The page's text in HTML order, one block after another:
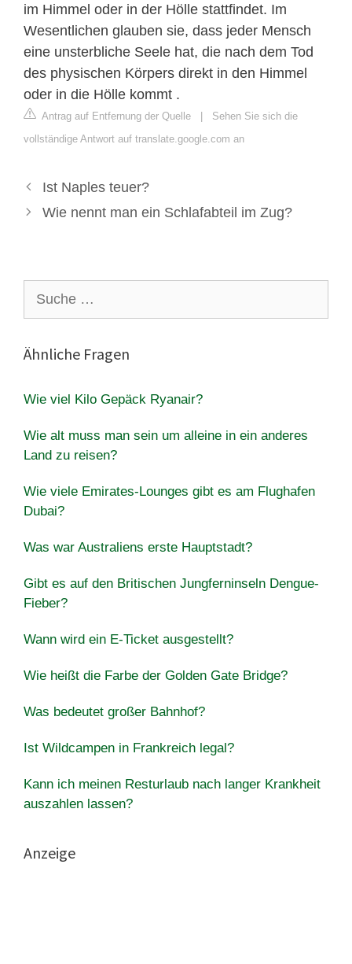
im Himmel oder in der Hölle stattfindet. Im
Wesentlichen glauben sie, dass jeder Mensch
eine unsterbliche Seele hat, die nach dem Tod
des physischen Körpers direkt in den Himmel
oder in die Hölle kommt .
Antrag auf Entfernung der Quelle | Sehen Sie sich die
vollständige Antwort auf translate.google.com an
Ist Naples teuer?
Wie nennt man ein Schlafabteil im Zug?
nach:
Ähnliche Fragen
Wie viel Kilo Gepäck Ryanair?
Wie alt muss man sein um alleine in ein anderes
Land zu reisen?
Wie viele Emirates-Lounges gibt es am Flughafen
Dubai?
Was war Australiens erste Hauptstadt?
Gibt es auf den Britischen Jungferninseln Dengue-
Fieber?
Wann wird ein E-Ticket ausgestellt?
Wie heißt die Farbe der Golden Gate Bridge?
Was bedeutet großer Bahnhof?
Ist Wildcampen in Frankreich legal?
Kann ich meinen Resturlaub nach langer Krankheit
auszahlen lassen?
Anzeige